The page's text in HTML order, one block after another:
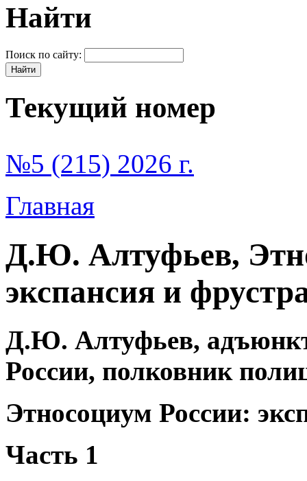
Найти
Поиск по сайту:
Текущий номер
№5 (215) 2026 г.
Главная
Д.Ю. Алтуфьев,
экспансия и
Д.Ю. Алтуфьев,
России, полковник
Этносоциум России:
Часть 1